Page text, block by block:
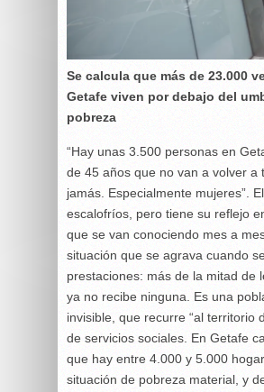
Se calcula que más de 23.000
Getafe viven por debajo del
pobreza
“Hay unas 3.500 personas en
de 45 años que no van a volver a
jamás. Especialmente mujeres”.
escalofríos, pero tiene su reflejo
que se van conociendo mes a
situación que se agrava cuando
prestaciones: más de la mitad de
ya no recibe ninguna. Es una
invisible, que recurre “al territorio
de servicios sociales. En Getafe
que hay entre 4.000 y 5.000
situación de pobreza material, y